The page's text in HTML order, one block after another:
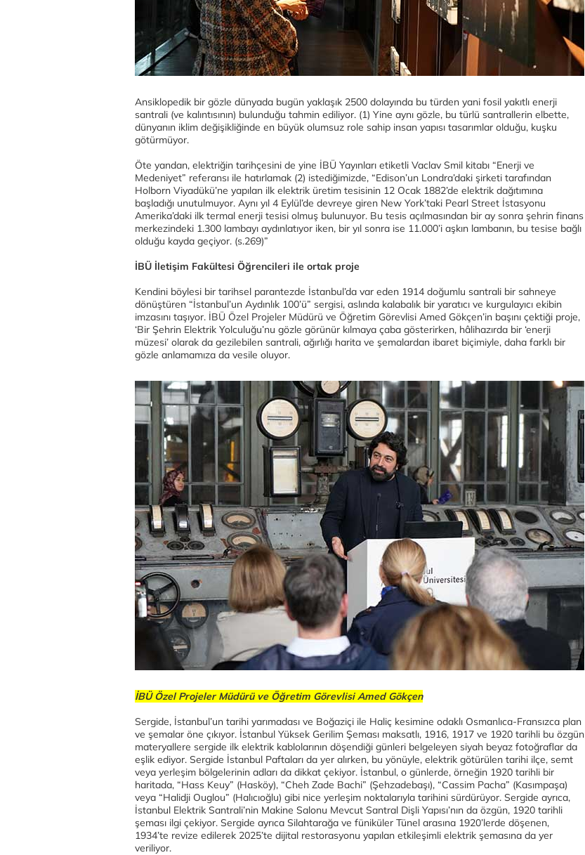
Ansiklopedik bir gözle dünyada bugün yaklaşık 2500 dolayında bu türden yani fosil yakıtlı enerji
santrali (ve kalıntısının) bulunduğu tahmin ediliyor. (1) Yine aynı gözle, bu türlü santrallerin elbette,
dünyanın iklim değişikliğinde en büyük olumsuz role sahip insan yapısı tasarımlar olduğu, kuşku
götürmüyor.
Öte yandan, elektriğin tarihçesini de yine İBÜ Yayınları etiketli Vaclav Smil kitabı “Enerji ve
Medeniyet” referansı ile hatırlamak (2) istediğimizde, “Edison’un Londra’daki şirketi tarafından
Holborn Viyadükü’ne yapılan ilk elektrik üretim tesisinin 12 Ocak 1882’de elektrik dağıtımına
başladığı unutulmuyor. Aynı yıl 4 Eylül’de devreye giren New York’taki Pearl Street İstasyonu
Amerika’daki ilk termal enerji tesisi olmuş bulunuyor. Bu tesis açılmasından bir ay sonra şehrin finans
merkezindeki 1.300 lambayı aydınlatıyor iken, bir yıl sonra ise 11.000’i aşkın lambanın, bu tesise bağlı
olduğu kayda geçiyor. (s.269)”
İBÜ İletişim Fakültesi Öğrencileri ile ortak proje
Kendini böylesi bir tarihsel parantezde İstanbul’da var eden 1914 doğumlu santrali bir sahneye
dönüştüren “İstanbul’un Aydınlık 100’ü” sergisi, aslında kalabalık bir yaratıcı ve kurgulayıcı ekibin
imzasını taşıyor. İBÜ Özel Projeler Müdürü ve Öğretim Görevlisi Amed Gökçen’in başını çektiği proje,
‘Bir Şehrin Elektrik Yolculuğu’nu gözle görünür kılmaya çaba gösterirken, hâlihazırda bir ‘enerji
müzesi’ olarak da gezilebilen santrali, ağırlığı harita ve şemalardan ibaret biçimiyle, daha farklı bir
gözle anlamamıza da vesile oluyor.
İBÜ Özel Projeler Müdürü ve Öğretim Görevlisi Amed Gökçen
Sergide, İstanbul’un tarihi yarımadası ve Boğaziçi ile Haliç kesimine odaklı Osmanlıca-Fransızca plan
ve şemalar öne çıkıyor. İstanbul Yüksek Gerilim Şeması maksatlı, 1916, 1917 ve 1920 tarihli bu özgün
materyallere sergide ilk elektrik kablolarının döşendiği günleri belgeleyen siyah beyaz fotoğraflar da
eşlik ediyor. Sergide İstanbul Paftaları da yer alırken, bu yönüyle, elektrik götürülen tarihi ilçe, semt
veya yerleşim bölgelerinin adları da dikkat çekiyor. İstanbul, o günlerde, örneğin 1920 tarihli bir
haritada, “Hass Keuy” (Hasköy), “Cheh Zade Bachi” (Şehzadebaşı), “Cassim Pacha” (Kasımpaşa)
veya “Halidji Ouglou” (Halıcıoğlu) gibi nice yerleşim noktalarıyla tarihini sürdürüyor. Sergide ayrıca,
İstanbul Elektrik Santrali’nin Makine Salonu Mevcut Santral Dişli Yapısı’nın da özgün, 1920 tarihli
şeması ilgi çekiyor. Sergide ayrıca Silahtarağa ve füniküler Tünel arasına 1920’lerde döşenen,
1934’te revize edilerek 2025’te dijital restorasyonu yapılan etkileşimli elektrik şemasına da yer
veriliyor.